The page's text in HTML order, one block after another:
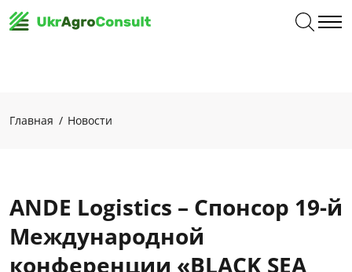
Главная Новости
ANDE Logistics – Cпонсор 19-й
Международной
конференции «BLACK SEA